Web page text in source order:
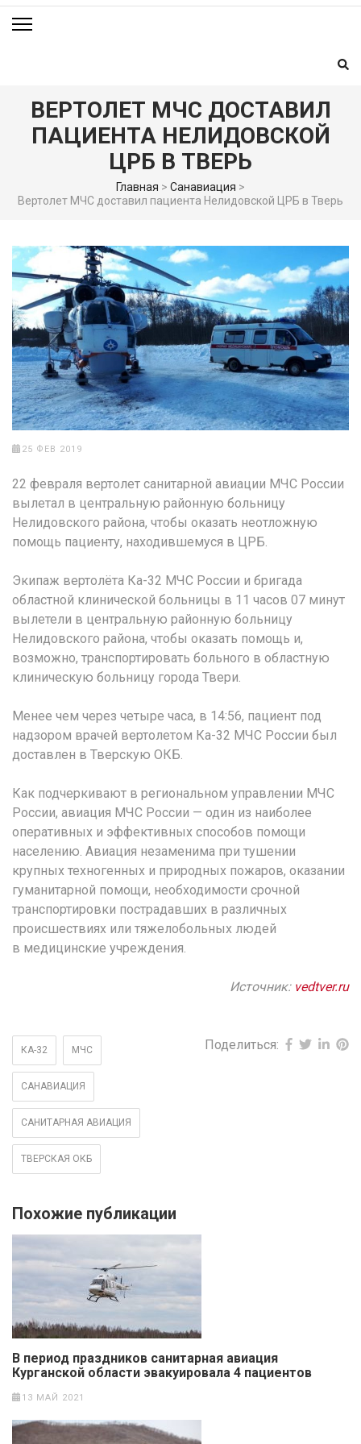
ВЕРТОЛЕТ МЧС ДОСТАВИЛ
ПАЦИЕНТА НЕЛИДОВСКОЙ
ЦРБ В ТВЕРЬ
Главная > Санавиация >
Вертолет МЧС доставил пациента Нелидовской ЦРБ в Тверь
25 ФЕВ 2019
22 февраля вертолет санитарной авиации МЧС России
вылетал в центральную районную больницу
Нелидовского района, чтобы оказать неотложную
помощь пациенту, находившемуся в ЦРБ.
Экипаж вертолёта Ка-32 МЧС России и бригада
областной клинической больницы в 11 часов 07 минут
вылетели в центральную районную больницу
Нелидовского района, чтобы оказать помощь и,
возможно, транспортировать больного в областную
клиническую больницу города Твери.
Менее чем через четыре часа, в 14:56, пациент под
надзором врачей вертолетом Ка-32 МЧС России был
доставлен в Тверскую ОКБ.
Как подчеркивают в региональном управлении МЧС
России, авиация МЧС России — один из наиболее
оперативных и эффективных способов помощи
населению. Авиация незаменима при тушении
крупных техногенных и природных пожаров, оказании
гуманитарной помощи, необходимости срочной
транспортировки пострадавших в различных
происшествиях или тяжелобольных людей
в медицинские учреждения.
Источник: vedtver.ru
КА-32 МЧС
САНАВИАЦИЯ
САНИТАРНАЯ АВИАЦИЯ
ТВЕРСКАЯ ОКБ
Поделиться:
Похожие публикации
В период праздников санитарная авиация
Курганской области эвакуировала 4 пациентов
13 МАЙ 2021